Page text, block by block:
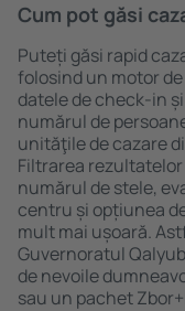
Cum pot găsi
Puteți găsi rapid
folosind un motor
datele de check-in
numărul de
unităţile de cazare
Filtrarea
numărul de stele,
centru și opțiunea
mult mai ușoară.
Guvernoratul
de nevoile
sau un pachet